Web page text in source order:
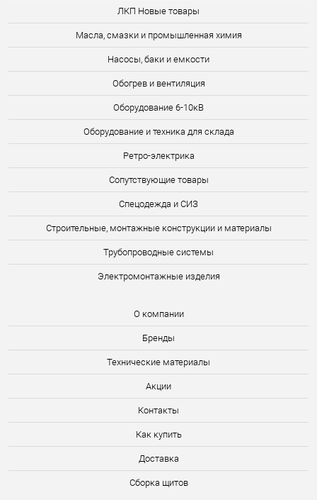
ЛКП Новые товары
Масла, смазки и промышленная химия
Насосы, баки и емкости
Обогрев и вентиляция
Оборудование 6-10кВ
Оборудование и техника для склада
Ретро-электрика
Сопутствующие товары
Спецодежда и СИЗ
Строительные, монтажные конструкции и материалы
Трубопроводные системы
Электромонтажные изделия
О компании
Бренды
Технические материалы
Акции
Контакты
Как купить
Доставка
Сборка щитов